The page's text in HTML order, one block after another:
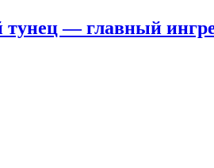
— главный